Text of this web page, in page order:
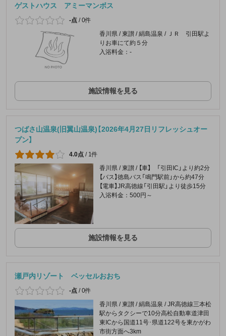
ゲストハウス アミーマンボス
-点 /0件
香川県 / 東讃 / 絹島温泉 / ＪＲ 引田駅よ
りお車にて約５分
入浴料金：-
施設情報を見る
つばさ山温泉(旧翼山温泉)【2026年4月27日リフレッシュオー
プン】
4.0点 / 1件
香川県 / 東讃 / 【車】 「引田IC」より約2分
【バス】徳島バス「鳴門駅前」から約47分
【電車】JR高徳線「引田駅」より徒歩15分
入浴料金：500円～
施設情報を見る
瀬戸内リゾート ベッセルおおち
-点 /0件
香川県 / 東讃 / 絹島温泉 / JR高徳線三本松
駅からタクシーで10分高松自動車道津田
東ICから国道11号･県道122号を東かがわ
市街方面へ3km